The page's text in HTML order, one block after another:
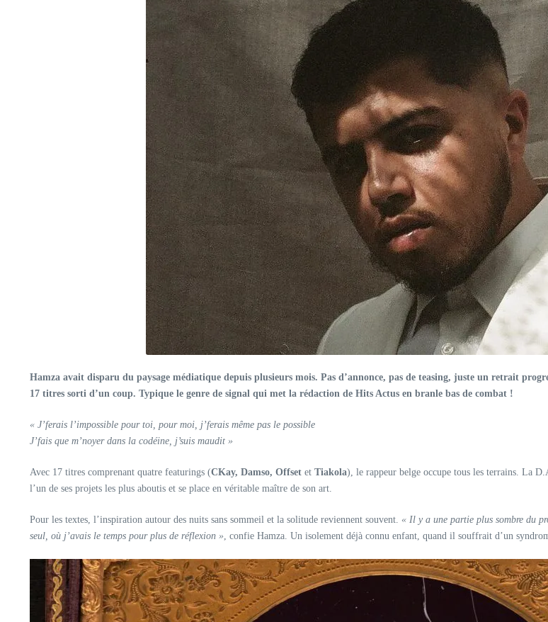
Hamza avait disparu du paysage médiatique depuis plusieurs mois. Pas d’annonce, pas de teasing, juste un retrait
17 titres sorti d’un coup. Typique le genre de signal qui met la rédaction de Hits Actus en branle bas de combat !
« J’ferais l’impossible pour toi, pour moi, j’ferais même pas le possible
J’fais que m’noyer dans la codéine, j’suis maudit »
Avec 17 titres comprenant quatre featurings (CKay, Damso, Offset et Tiakola), le rappeur belge occupe tous les terrains. La
l’un de ses projets les plus aboutis et se place en véritable maître de son art.
Pour les textes, l’inspiration autour des nuits sans sommeil et la solitude reviennent souvent. « Il y a une partie plus sombre du
seul, où j’avais le temps pour plus de réflexion », confie Hamza. Un isolement déjà connu enfant, quand il souffrait d’un